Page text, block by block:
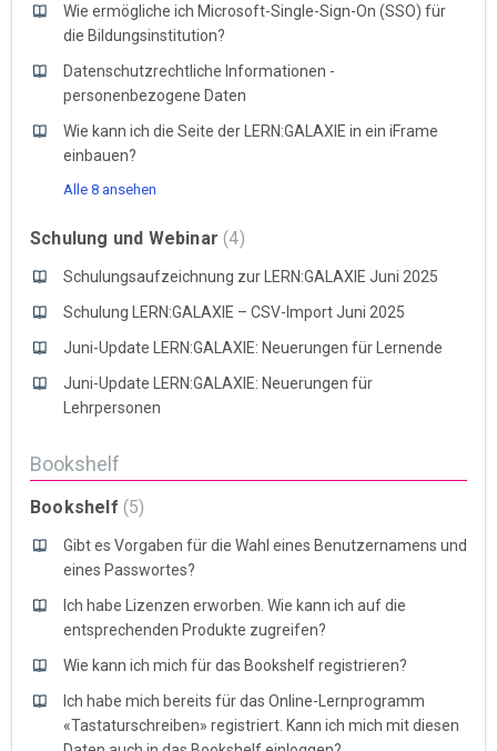
Wie ermögliche ich Microsoft-Single-Sign-On (SSO) für
die Bildungsinstitution?
Datenschutzrechtliche Informationen -
personenbezogene Daten
Wie kann ich die Seite der LERN:GALAXIE in ein iFrame
einbauen?
Alle 8 ansehen
Schulung und Webinar 4
Schulungsaufzeichnung zur LERN:GALAXIE Juni 2025
Schulung LERN:GALAXIE – CSV-Import Juni 2025
Juni-Update LERN:GALAXIE: Neuerungen für Lernende
Juni-Update LERN:GALAXIE: Neuerungen für
Lehrpersonen
Bookshelf
Bookshelf 5
Gibt es Vorgaben für die Wahl eines Benutzernamens und
eines Passwortes?
Ich habe Lizenzen erworben. Wie kann ich auf die
entsprechenden Produkte zugreifen?
Wie kann ich mich für das Bookshelf registrieren?
Ich habe mich bereits für das Online-Lernprogramm
«Tastaturschreiben» registriert. Kann ich mich mit diesen